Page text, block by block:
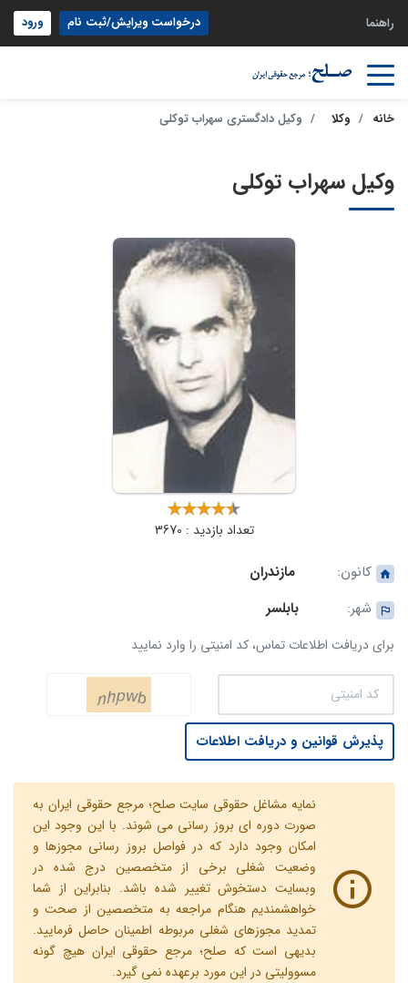
راهنما درخواست ویرایش/ثبت نام ورود
خانه وکلا وکیل دادگستری سهراب توکلی
وکیل سهراب توکلی
تعداد بازدید : 3670
کانون:
مازندران
شهر:
بابلسر
برای دریافت اطلاعات تماس، کد امنیتی را وارد نمایید
پذیرش قوانین و دریافت اطلاعات
نمایه مشاغل حقوقی سایت صلح؛ مرجع حقوقی ایران به
صورت دوره ای بروز رسانی می شوند. با این وجود این
امکان وجود دارد که در فواصل بروز رسانی مجوزها و
وضعیت شغلی برخی از متخصصین درج شده در
وبسایت دستخوش تغییر شده باشد. بنابراین از شما
خواهشمندیم هنگام مراجعه به متخصصین از صحت و
تمدید مجوزهای شغلی مربوطه اطمینان حاصل فرمایید.
بدیهی است که صلح؛ مرجع حقوقی ایران هیچ گونه
مسوولیتی در این مورد برعهده نمی گیرد.